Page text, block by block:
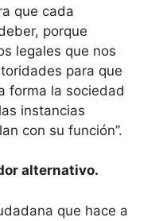
que cada
porque
legales que nos
para que
forma la sociedad
instancias
con su función”.
alternativo.
que hace a